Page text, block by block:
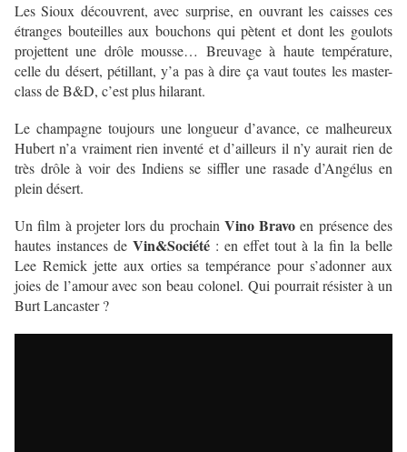
Les Sioux découvrent, avec surprise, en ouvrant les caisses ces
étranges bouteilles aux bouchons qui pètent et dont les goulots
projettent une drôle mousse… Breuvage à haute température,
celle du désert, pétillant, y’a pas à dire ça vaut toutes les master-
class de B&D, c’est plus hilarant.
Le champagne toujours une longueur d’avance, ce malheureux
Hubert n’a vraiment rien inventé et d’ailleurs il n’y aurait rien de
très drôle à voir des Indiens se siffler une rasade d’Angélus en
plein désert.
Un film à projeter lors du prochain Vino Bravo en présence des
hautes instances de Vin&Société : en effet tout à la fin la belle
Lee Remick jette aux orties sa tempérance pour s’adonner aux
joies de l’amour avec son beau colonel. Qui pourrait résister à un
Burt Lancaster ?